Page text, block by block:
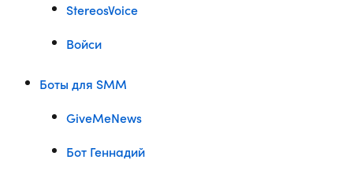
StereosVoice
Войси
Боты для SMM
GiveMeNews
Бот Геннадий